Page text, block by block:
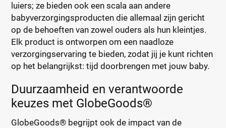
luiers; ze bieden ook een scala aan andere
babyverzorgingsproducten die allemaal zijn gericht
op de behoeften van zowel ouders als hun kleintjes.
Elk product is ontworpen om een naadloze
verzorgingservaring te bieden, zodat jij je kunt richten
op het belangrijkst: tijd doorbrengen met jouw baby.
Duurzaamheid en verantwoorde
keuzes met GlobeGoods®
GlobeGoods® begrijpt ook de impact van de